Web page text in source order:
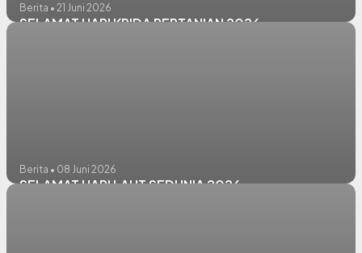
Berita • 21 Juni 2026
SELAMAT HARI KRIDA PERTANIAN 2026
Berita • 08 Juni 2026
SELAMAT HARI LAUT SEDUNIA 2026